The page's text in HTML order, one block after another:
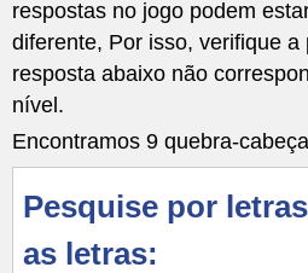
respostas no jogo podem
diferente, Por isso, verifique
resposta abaixo não
nível.
Encontramos 9 quebra-
Pesquise por
as letras: